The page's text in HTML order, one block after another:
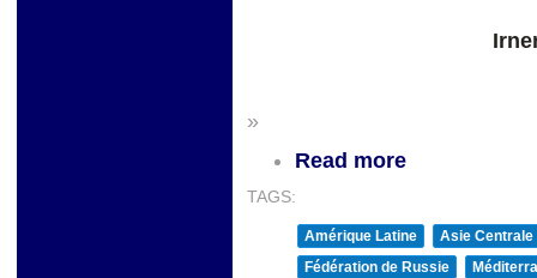
»
Read more
TAGS:
Amérique Latine
Asie Centrale
Fédération de Russie